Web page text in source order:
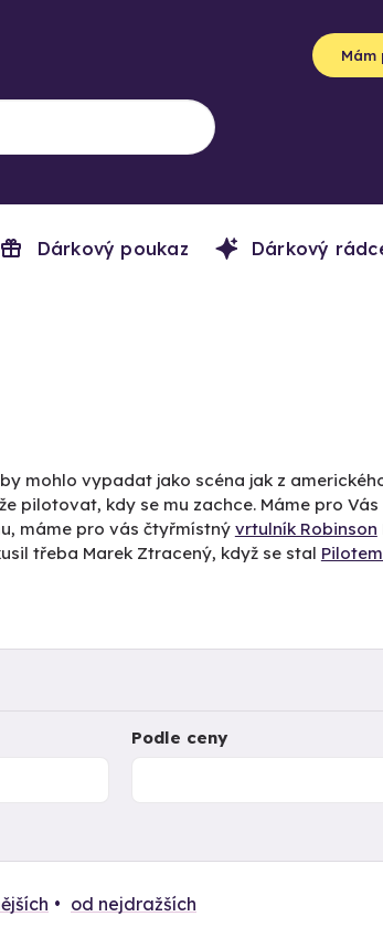
Dárkový poukaz Dárkový
mohlo vypadat jako scéna jak z
pilotovat, kdy se mu zachce. Máme pro
máme pro vás čtyřmístný vrtulník Robinson
třeba Marek Ztracený, když se stal
Podle ceny
od nejdražších